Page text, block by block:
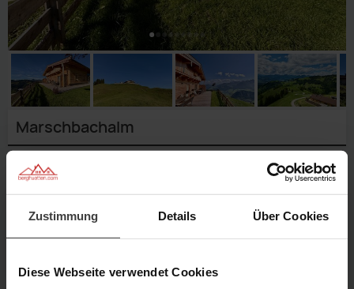
Zustimmung Details Über Cookies
Diese Webseite verwendet Cookies
Marschbachalm
an,
Verfügbarkeit prüfen